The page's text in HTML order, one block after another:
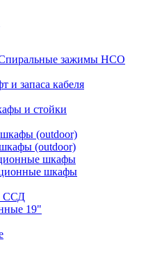
зажимы НСО
и запаса кабеля
и стойки
(outdoor)
(outdoor)
шкафы
шкафы
ССД
19"